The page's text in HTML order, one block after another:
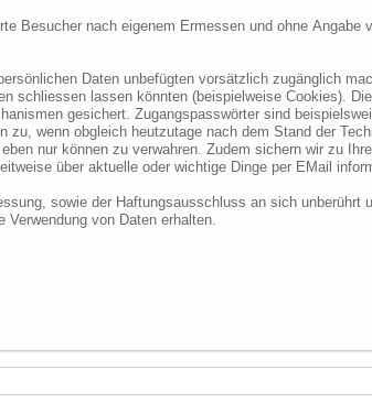
Besucher nach eigenem Ermessen und ohne Angabe
Daten unbefügten vorsätzlich zugänglich
schliessen lassen könnten (beispielweise Cookies).
gesichert. Zugangspasswörter sind
wenn obgleich heutzutage nach dem Stand der
nur können zu verwahren. Zudem sichern wir zu
über aktuelle oder wichtige Dinge per EMail
sowie der Haftungsausschluss an sich
Verwendung von Daten erhalten.